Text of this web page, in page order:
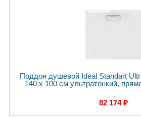
Поддон душевой Ideal Standart
140 x 100 см ультратонкий,
82 174 ₽